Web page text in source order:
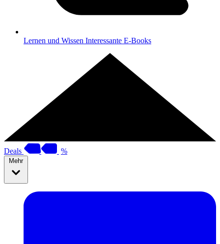
Lernen und Wissen Interessante E-Books
Deals %
Mehr